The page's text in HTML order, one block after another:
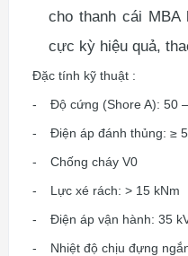
cho thanh cái
cực kỳ hiệu quả,
Đặc tính kỹ thuật :
-
Độ cứng (Shore A): 50
-
Điện áp đánh thủng: ≥
-
Chống cháy V0
-
Lực xé rách: > 15 kNm
-
Điện áp vận hành: 35
-
Nhiệt độ chịu đựng